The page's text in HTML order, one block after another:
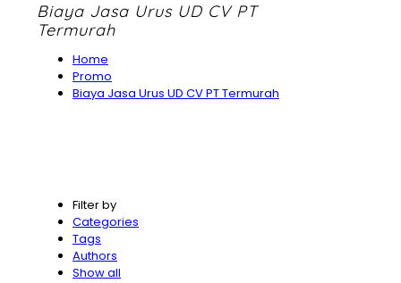
Biaya Jasa Urus UD CV PT
Termurah
Home
Promo
Biaya Jasa Urus UD CV PT Termurah
Filter by
Categories
Tags
Authors
Show all